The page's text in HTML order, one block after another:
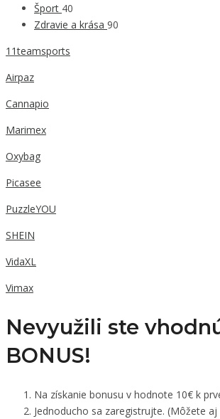
Šport 40
Zdravie a krása 90
11teamsports
Airpaz
Cannapio
Marimex
Oxybag
Picasee
PuzzleYOU
SHEIN
VidaXL
Vimax
Nevyužili ste
BONUS!
Na získanie bonusu v hodnote 10€ k
Jednoducho sa zaregistrujte. (Môžete